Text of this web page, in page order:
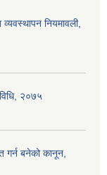
नियमावली,
२०७५
गर्न बनेको कानून,